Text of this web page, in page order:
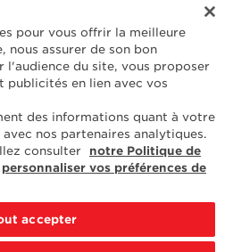
pour vous offrir la meilleure
nous assurer de son bon
l'audience du site, vous proposer
publicités en lien avec vos
des informations quant à votre
nos partenaires analytiques.
consulter
notre Politique de
personnaliser vos préférences de
accepter